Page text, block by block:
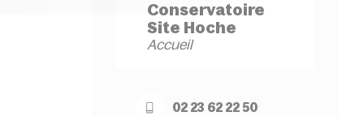
Conservatoire
Site Hoche
Accueil
02 23 62 22 50